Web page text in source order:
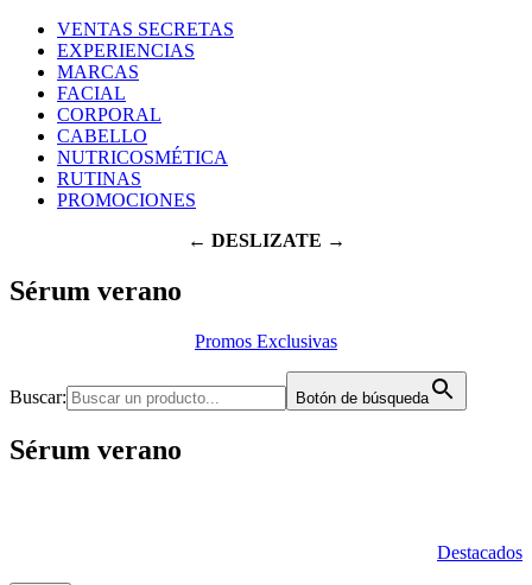
VENTAS SECRETAS
EXPERIENCIAS
MARCAS
FACIAL
CORPORAL
CABELLO
NUTRICOSMÉTICA
RUTINAS
PROMOCIONES
← DESLIZATE →
Sérum verano
Promos Exclusivas
Buscar: Botón de búsqueda
Sérum verano
Destacados